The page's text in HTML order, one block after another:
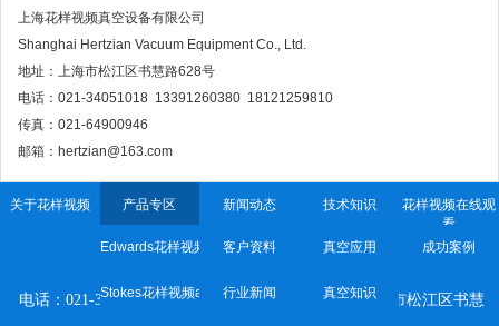
上海花样视频真空设备有限公司
Shanghai Hertzian Vacuum Equipment Co., Ltd.
地址：上海市松江区书慧路628号
电话：021-34051018 13391260380 18121259810
传真：021-64900946
邮箱：hertzian@163.com
关于花样视频 产品专区
Edwards花样视频app下载
Stokes花样视频app下载
新闻动态
客户资料
行业新闻
技术知识
真空应用
真空知识
花样视频在线观
看
成功案例
电话：021-34051018 传真：021-64900946 地址：上海市松江区书慧